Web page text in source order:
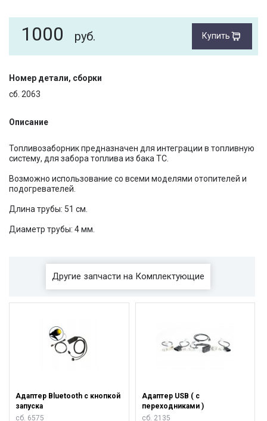
1000 руб. Купить
Номер детали, сборки
сб. 2063
Описание
Топливозаборник предназначен для интеграции в топливную
систему, для забора топлива из бака ТС.
Возможно использование со всеми моделями отопителей и
подогревателей.
Длина трубы: 51 см.
Диаметр трубы: 4 мм.
Другие запчасти на Комплектующие
Адаптер Bluetooth с кнопкой
запуска
сб. 6575
Адаптер USB ( с
переходниками )
сб. 2135